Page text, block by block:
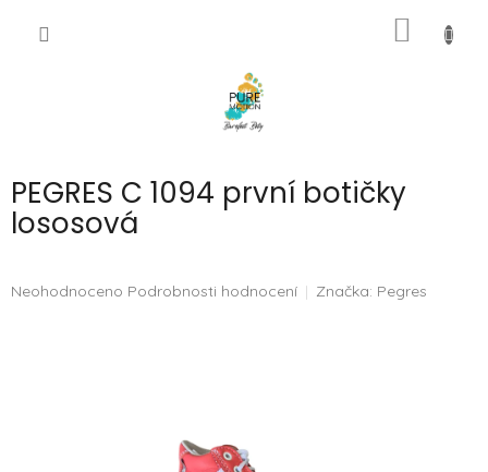
PEGRES C 1094 první botičky
lososová
Průměrné
Neohodnoceno Podrobnosti hodnocení Značka: Pegres